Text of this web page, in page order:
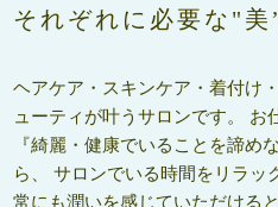
それぞれに必要な"美
ヘアケア・スキンケア・着付け
ューティが叶うサロンです。 お
『綺麗・健康でいることを諦め
ら、 サロンでいる時間をリラッ
常にも潤いを感じていただける